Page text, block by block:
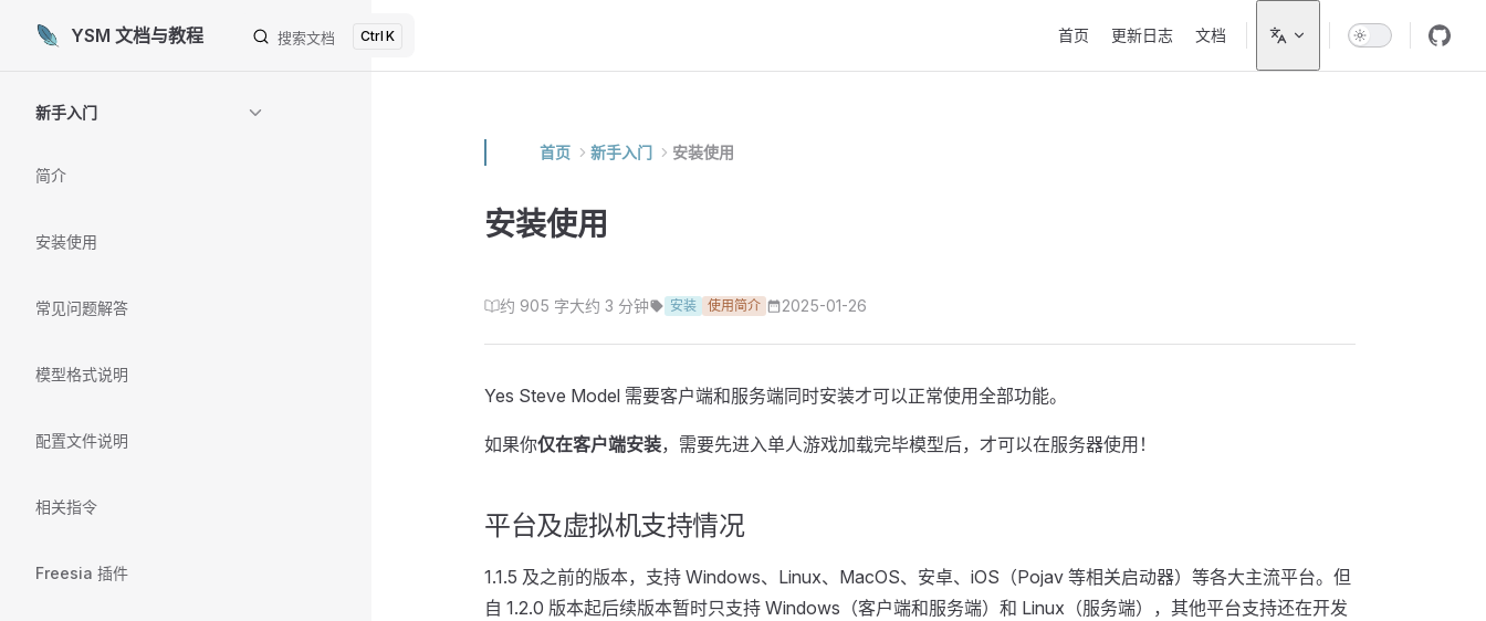
Skip to content
YSM 文档与教程 搜索文档 K 首页 更新日志 文档
新手入门
简介
安装使用
常见问题解答
模型格式说明
配置文件说明
相关指令
Freesia 插件
首页 新手入门 安装使用
安装使用
约 905 字大约 3 分钟 安装 使用简介 2025-01-26
Yes Steve Model 需要客户端和服务端同时安装才可以正常使用全部功能。
如果你仅在客户端安装，需要先进入单人游戏加载完毕模型后，才可以在服务器使用！
平台及虚拟机支持情况
1.1.5 及之前的版本，支持 Windows、Linux、MacOS、安卓、iOS（Pojav 等相关启动器）等各大主流平台。但
自 1.2.0 版本起后续版本暂时只支持 Windows（客户端和服务端）和 Linux（服务端），其他平台支持还在开发